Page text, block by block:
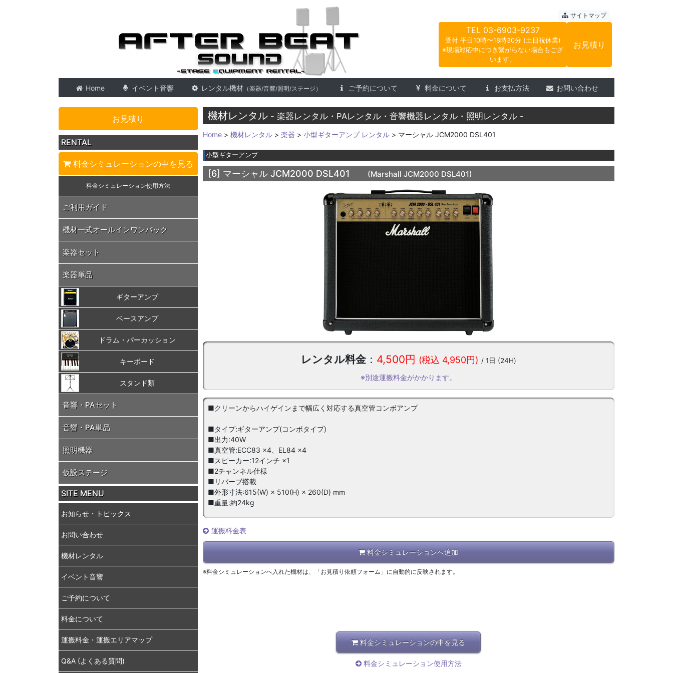
東京 音響会社・PA・楽器レンタル 株式会社アフタービートサウンド サイトマップ
TEL 03-6903-9237
受付 平日10時〜18時30分 (土日祝休業)
※現場対応中につき繋がらない場合もござ
います。
お見積り
Home イベント音響 レンタル機材（楽器/音響/照明/ステージ） ご予約について 料金について お支払方法 お問い合わせ
機材レンタル - 楽器レンタル・PAレンタル・音響機器レンタル・照明レンタル -
Home> 機材レンタル> 楽器 > 小型ギターアンプ レンタル> マーシャル JCM2000 DSL401
小型ギターアンプ
[6] マーシャル JCM2000 DSL401 (Marshall JCM2000 DSL401)
レンタル料金： 4,500円 (税込 4,950円) / 1日 (24H)
※別途運搬料金がかかります。
■クリーンからハイゲインまで幅広く対応する真空管コンボアンプ
■タイプ:ギターアンプ(コンボタイプ)
■出力:40W
■真空管:ECC83 ×4、EL84 ×4
■スピーカー:12インチ ×1
■2チャンネル仕様
■リバーブ搭載
■外形寸法:615(W) × 510(H) × 260(D) mm
■重量:約24kg
運搬料金表
料金シミュレーションへ追加
※料金シミュレーションへ入れた機材は、「お見積り依頼フォーム」に自動的に反映されます。
料金シミュレーションの中を見る
料金シミュレーション使用方法
お見積り
RENTAL
料金シミュレーションの中を見る
料金シミュレーション使用方法
ご利用ガイド
機材一式オールインワンパック
楽器セット
楽器単品
ギターアンプ
ベースアンプ
ドラム・パーカッション
キーボード
スタンド類
音響・PAセット
音響・PA単品
照明機器
仮設ステージ
SITE MENU
お知らせ・トピックス
お問い合わせ
機材レンタル
イベント音響
ご予約について
料金について
運搬料金・運搬エリアマップ
Q&A (よくある質問)